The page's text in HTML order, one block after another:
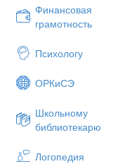
Финансовая
грамотность
Психологу
ОРКиСЭ
Школьному
библиотекарю
Логопедия